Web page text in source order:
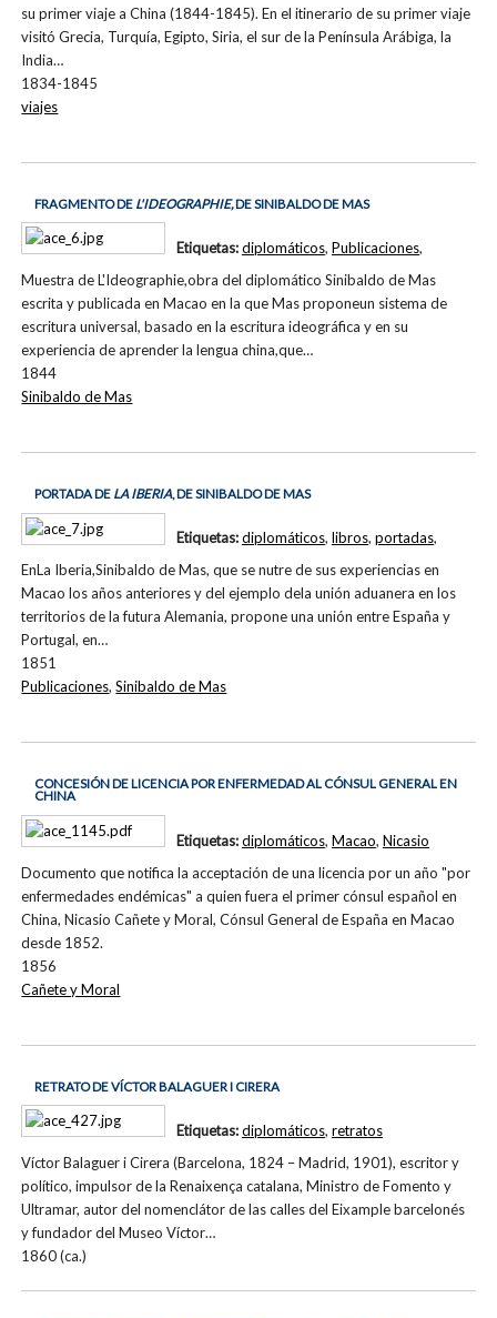
su primer viaje a China (1844-1845). En el itinerario de su primer viaje
visitó Grecia, Turquía, Egipto, Siria, el sur de la Península Arábiga, la
India…
1834-1845
viajes
FRAGMENTO DEL'IDEOGRAPHIE,DE SINIBALDO DE MAS
Muestra de L'Ideographie,obra del diplomático Sinibaldo de Mas
escrita y publicada en Macao en la que Mas proponeun sistema de
escritura universal, basado en la escritura ideográfica y en su
experiencia de aprender la lengua china,que…
1844
Etiquetas:diplomáticos, Publicaciones,
Sinibaldo de Mas
PORTADA DE LA IBERIA, DE SINIBALDO DE MAS
EnLa Iberia,Sinibaldo de Mas, que se nutre de sus experiencias en
Macao los años anteriores y del ejemplo dela unión aduanera en los
territorios de la futura Alemania, propone una unión entre España y
Portugal, en…
1851
Etiquetas:diplomáticos, libros, portadas,
Publicaciones,Sinibaldo de Mas
CONCESIÓN DE LICENCIA POR ENFERMEDAD AL CÓNSUL GENERAL EN
CHINA
Documento que notifica la acceptación de una licencia por un año "por
enfermedades endémicas" a quien fuera el primer cónsul español en
China, Nicasio Cañete y Moral, Cónsul General de España en Macao
desde 1852.
1856
Etiquetas:diplomáticos, Macao, Nicasio
Cañete y Moral
RETRATO DE VÍCTOR BALAGUER I CIRERA
Víctor Balaguer i Cirera (Barcelona, 1824 – Madrid, 1901), escritor y
político, impulsor de la Renaixença catalana, Ministro de Fomento y
Ultramar, autor del nomenclátor de las calles del Eixample barcelonés
y fundador del Museo Víctor…
1860 (ca.)
Etiquetas:diplomáticos, retratos